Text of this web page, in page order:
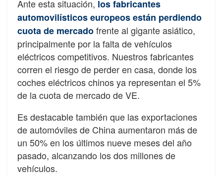
Ante esta situación, los fabricantes
automovilísticos europeos están perdiendo
cuota de mercadofrente al gigante asiático,
principalmente por la falta de vehículos
eléctricos competitivos. Nuestros fabricantes
corren el riesgo de perder en casa, donde los
coches eléctricos chinos ya representan el 5%
de la cuota de mercado de VE.
Es destacable también que las exportaciones
de automóviles de China aumentaron más de
un 50% en los últimos nueve meses del año
pasado, alcanzando los dos millones de
vehículos.